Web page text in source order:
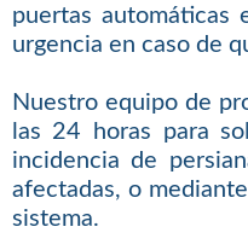
puertas automáticas
urgencia en caso de
Nuestro equipo de
las 24 horas para
incidencia de
afectadas, o
sistema.